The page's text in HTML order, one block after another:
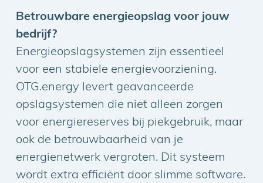
totaaloplossing voor solar-groendaken.
Door groene daken te combineren met
verticale zonnepanelen wordt niet alleen
hernieuwbare energie opgewekt, maar ook
de natuurlijke omgeving bevorderd. Dit
resulteert in verlengde opwekduur, minder
belasting op het net, eenvoudig onderhoud
en lagere CO2-uitstoot. Verduurzamen met
verticale zonnecellen levert jouw
organisatie op:
Betrouwbare energieopslag voor jouw
bedrijf?
Energieopslagsystemen zijn essentieel
voor een stabiele energievoorziening.
OTG.energy levert geavanceerde
opslagsystemen die niet alleen zorgen
voor energiereserves bij piekgebruik, maar
ook de betrouwbaarheid van je
energienetwerk vergroten. Dit systeem
wordt extra efficiënt door slimme software.